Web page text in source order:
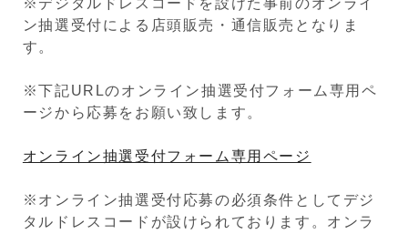
ン抽選受付による店頭販売・通信販売となりま
す。
※下記URLのオンライン抽選受付フォーム専用ペ
ージから応募をお願い致します。
オンライン抽選受付フォーム専用ページ
※オンライン抽選受付応募の必須条件としてデジ
タルドレスコードが設けられております。オンラ